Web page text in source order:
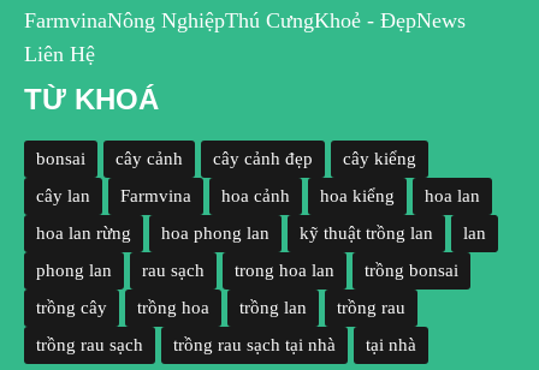
FarmvinaNông NghiệpThú CưngKhoẻ - ĐẹpNews
Liên Hệ
TỪ KHOÁ
bonsai cây cảnh cây cảnh đẹp
cây kiểng
cây lan
Farmvina hoa cảnh hoa kiểng
hoa lan
hoa lan rừng
hoa phong lan kỹ thuật trồng lan
lan
phong lan
rau sạch trong hoa lan
trồng bonsai
trồng cây
trồng hoa trồng lan
trồng rau
trồng rau sạch
trồng rau sạch tại nhà tại nhà